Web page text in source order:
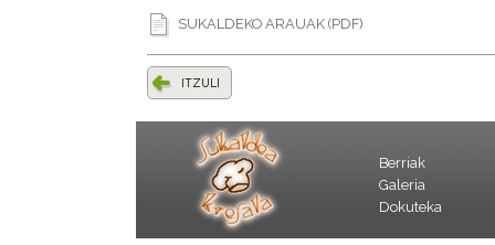
SUKALDEKO ARAUAK (PDF)
ITZULI
Berriak
Galeria
Dokuteka